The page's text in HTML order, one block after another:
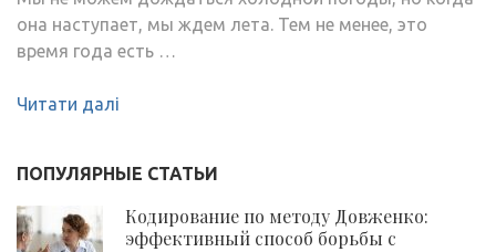
она наступает, мы ждем лета. Тем не менее, это
время года есть …
Читати далі
ПОПУЛЯРНЫЕ СТАТЬИ
Кодирование по методу Довженко:
эффективный способ борьбы с